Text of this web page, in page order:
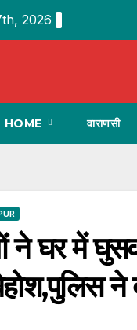
2026
HOME वाराणसी
ने घर में
ने